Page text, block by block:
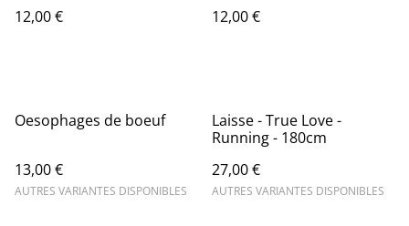
12,00 €
12,00 €
Oesophages de boeuf
13,00 €
AUTRES VARIANTES DISPONIBLES
Laisse - True Love -
Running - 180cm
27,00 €
AUTRES VARIANTES DISPONIBLES